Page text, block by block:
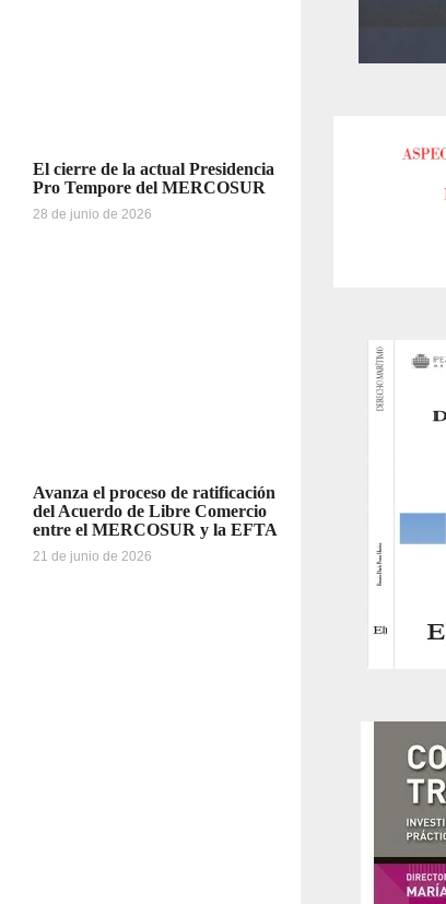
El cierre de la actual Presidencia
Pro Tempore del MERCOSUR
28 de junio de 2026
Avanza el proceso de ratificación
del Acuerdo de Libre Comercio
entre el MERCOSUR y la EFTA
21 de junio de 2026